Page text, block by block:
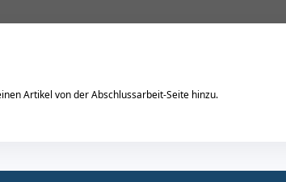
Artikel von der Abschlussarbeit-Seite hinzu.